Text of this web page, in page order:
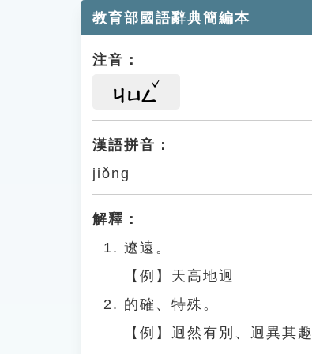
教育部國語辭典簡編本
注音：
ㄐㄩㄥ
漢語拼音：
jiǒng
解釋：
遼遠。
【例】天高地迥
的確、特殊。
【例】迥然有別、迥異其趣